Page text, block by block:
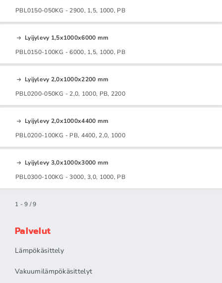
PBL0150-050KG - 2900, 1,5, 1000, PB
Lyijylevy 1,5x1000x6000 mm
PBL0150-100KG - 6000, 1,5, 1000, PB
Lyijylevy 2,0x1000x2200 mm
PBL0200-050KG - 2,0, 1000, PB, 2200
Lyijylevy 2,0x1000x4400 mm
PBL0200-100KG - PB, 4400, 2,0, 1000
Lyijylevy 3,0x1000x3000 mm
PBL0300-100KG - 3000, 3,0, 1000, PB
1 - 9 / 9
Palvelut
Lämpökäsittely
Vakuumilämpökäsittelyt